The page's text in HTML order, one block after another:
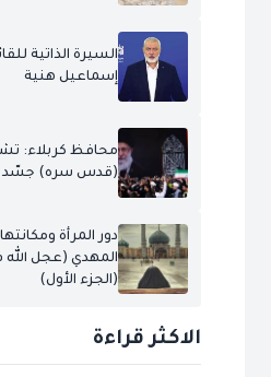
السيرة الذاتية
إسماعيل هنية
محافظ كربلاء:
(قدس سره) جسّد
دور المرأة
المهدي (عجل
(الجزء الأول)
الاكثر قراءة